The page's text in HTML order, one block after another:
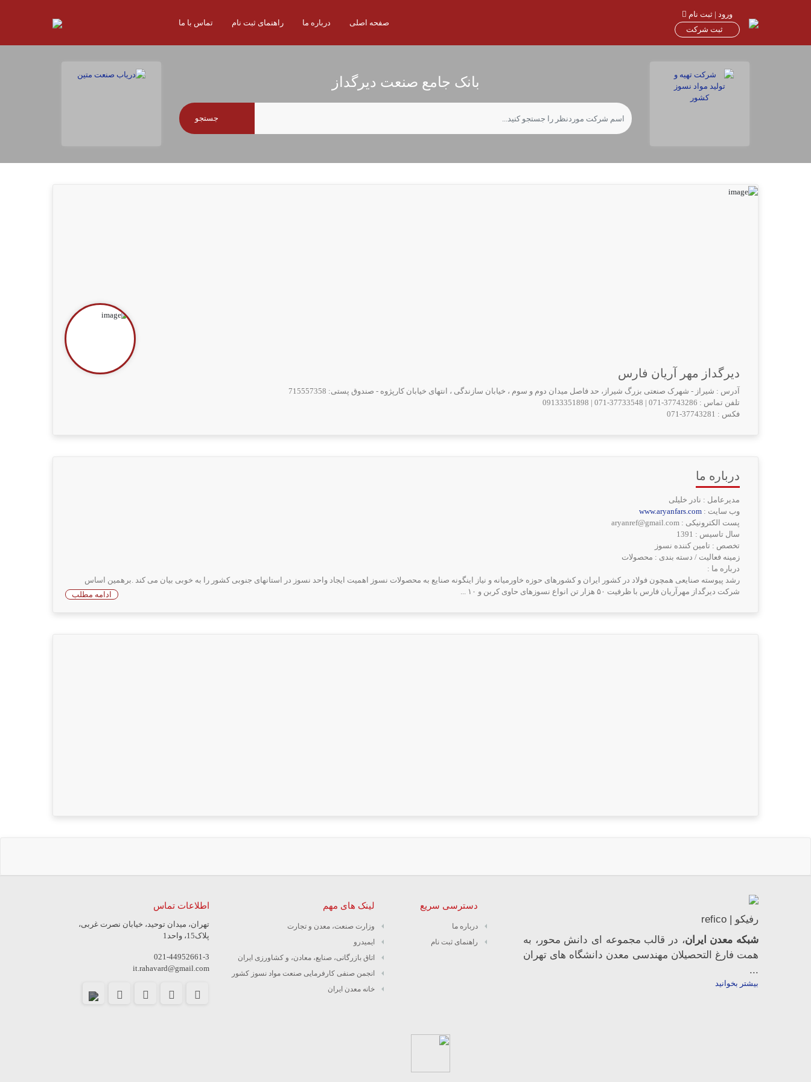
ورود | ثبت نام
ثبت شرکت
صفحه اصلی درباره ما راهنمای ثبت نام تماس با ما
بانک جامع صنعت دیرگداز
جستجو
دیرگداز مهر آریان فارس
آدرس : شيراز - شهرک صنعتی بزرگ شیراز، حد فاصل میدان دوم و سوم ، خیابان سازندگی ، انتهای خیابان کارپژوه - صندوق پستی: 715557358
تلفن تماس : 071-37743286
|
071-37733548
|
09133351898
فکس : 071-37743281
درباره ما
مدیرعامل : نادر خلیلی
وب سایت :
پست الکترونیکی : aryanref@gmail.com
سال تاسیس : 1391
تخصص : تامین کننده نسوز
زمینه فعالیت / دسته بندی : محصولات
درباره ما :
رشد پیوسته صنایعی همچون فولاد در کشور ایران و کشورهای حوزه خاورمیانه و نیاز اینگونه صنایع به محصولات نسوز اهمیت ایجاد واحد نسوز در استانهای جنوبی کشور را به خوبی بیان می کند .برهمین اساس
شرکت دیرگداز مهرآریان فارس با ظرفیت ۵۰ هزار تن انواع نسوزهای حاوی کربن و ۱۰ ...
ادامه مطلب
رفیکو | refico
شبکه معدن ایران، در قالب مجموعه ای دانش محور، به
همت فارغ­ التحصیلان مهندسی معدن دانشگاه ­های تهران
...
بیشتر بخوانید
دسترسی سریع
درباره ما
راهنمای ثبت نام
لینک های مهم
وزارت صنعت، معدن و تجارت
ایمیدرو
اتاق بازرگانی، صنایع، معادن، و کشاورزی ایران
انجمن صنفی کارفرمایی صنعت مواد نسوز کشور
خانه معدن ایران
اطلاعات تماس
تهران، میدان توحید، خیابان نصرت غربی،
پلاک15، واحد1
021-44952661-3
it.rahavard@gmail.com